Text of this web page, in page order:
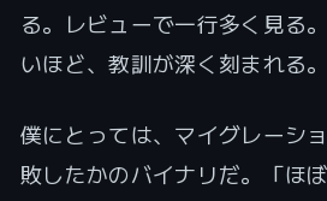
る。レビューで一行多く見る
いほど、教訓が深く刻まれる。
僕にとっては、マイグレーシ
敗したかのバイナリだ。「ほ